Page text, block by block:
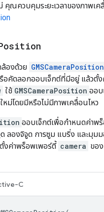
ณควบคุมระยะเวลาของภาพเค
องด้วย GMSCameraPosition
อคัดลอกออบเจ็กต์ที่มีอยู่ แล้วตั้
ใช้ GMSCameraPosition ออบ
ม่โดยมีหรือไม่มีภาพเคลื่อนไหว
ออบเจ็กต์เพื่อกำหนดค่าพ
ลองจิจูด การซูม แบริ่ง และมุม
งค่าพร็อพเพอร์ตี้ camera ของ
C